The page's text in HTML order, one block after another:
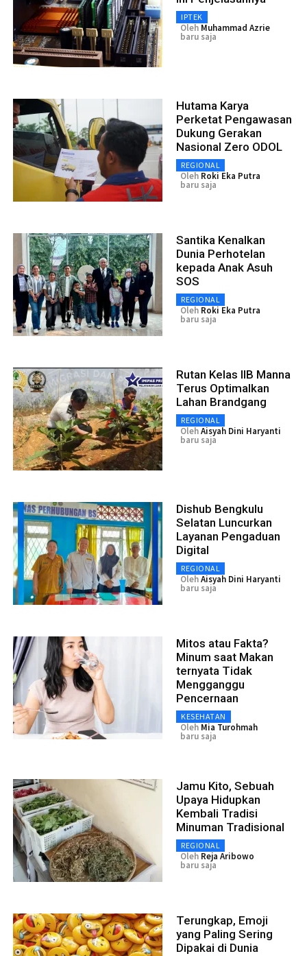
IPTEK
Oleh Muhammad Azrie
baru saja
Hutama Karya
Perketat Pengawasan
Dukung Gerakan
Nasional Zero ODOL
REGIONAL
Oleh Roki Eka Putra
baru saja
Santika Kenalkan
Dunia Perhotelan
kepada Anak Asuh
SOS
REGIONAL
Oleh Roki Eka Putra
baru saja
Rutan Kelas IIB Manna
Terus Optimalkan
Lahan Brandgang
REGIONAL
OlehAisyah Dini Haryanti
baru saja
Dishub Bengkulu
Selatan Luncurkan
Layanan Pengaduan
Digital
REGIONAL
OlehAisyah Dini Haryanti
baru saja
Mitos atau Fakta?
Minum saat Makan
ternyata Tidak
Mengganggu
Pencernaan
KESEHATAN
Oleh Mia Turohmah
baru saja
Jamu Kito, Sebuah
Upaya Hidupkan
Kembali Tradisi
Minuman Tradisional
REGIONAL
Oleh Reja Aribowo
baru saja
Terungkap, Emoji
yang Paling Sering
Dipakai di Dunia